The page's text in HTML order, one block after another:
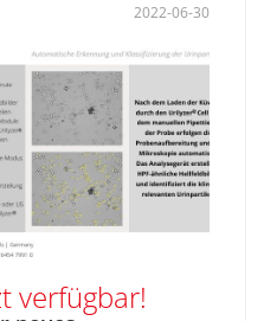
2022-06-30
verfügbar!